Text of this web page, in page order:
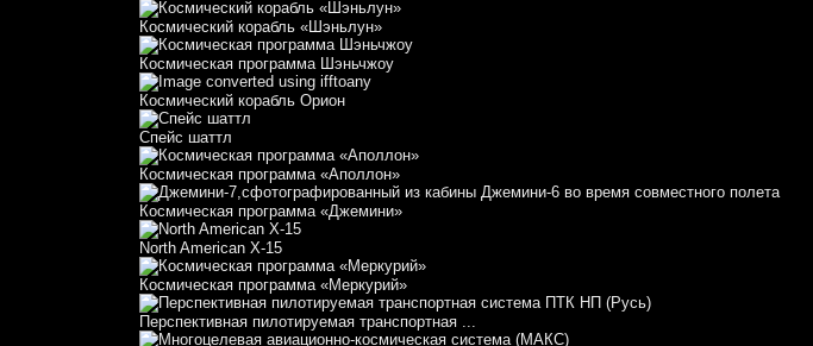
Космический корабль «Шэньлун»
Космическая программа Шэньчжоу
Космический корабль Орион
Спейс шаттл
Космическая программа «Аполлон»
Космическая программа «Джемини»
North American X-15
Космическая программа «Меркурий»
Перспективная пилотируемая транспортная ...